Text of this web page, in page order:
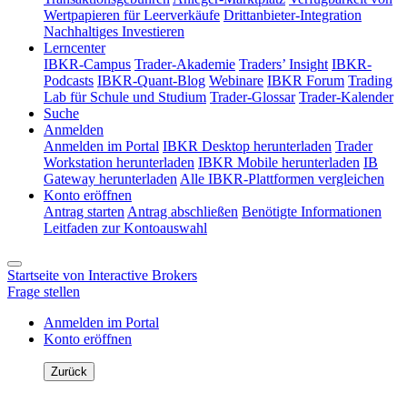
Wertpapieren für Leerverkäufe Drittanbieter-Integration
Nachhaltiges Investieren
Lerncenter
IBKR-Campus Trader-Akademie Traders’ Insight IBKR-
Podcasts IBKR-Quant-Blog Webinare IBKR Forum Trading
Lab für Schule und Studium Trader-Glossar Trader-Kalender
Suche
Anmelden
Anmelden im Portal IBKR Desktop herunterladen Trader
Workstation herunterladen IBKR Mobile herunterladen IB
Gateway herunterladen Alle IBKR-Plattformen vergleichen
Konto eröffnen
Antrag starten Antrag abschließen Benötigte Informationen
Leitfaden zur Kontoauswahl
Startseite von Interactive Brokers
Frage stellen
Anmelden im Portal
Konto eröffnen
Zurück